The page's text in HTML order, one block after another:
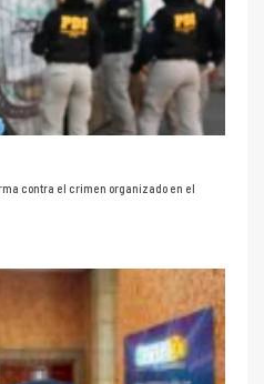
contra el crimen organizado en el